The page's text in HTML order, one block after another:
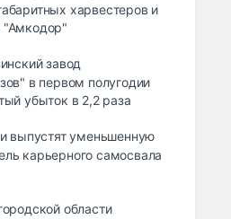
харвестеров и
"Амкодор"
завод
в первом полугодии
убыток в 2,2 раза
выпустят уменьшенную
карьерного самосвала
области